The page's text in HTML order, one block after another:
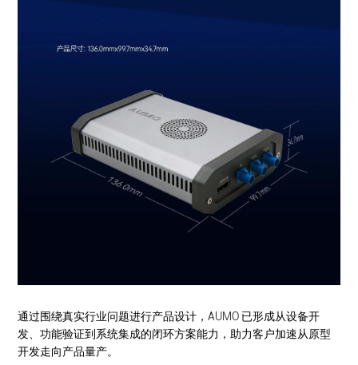
通过围绕真实行业问题进行产品设计，AUMO 已形成从设备开
发、功能验证到系统集成的闭环方案能力，助力客户加速从原型
开发走向产品量产。